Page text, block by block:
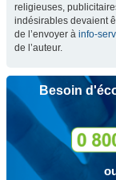
religieuses,
indésirables devaient
de l’envoyer à info-
de l’auteur.
Besoin